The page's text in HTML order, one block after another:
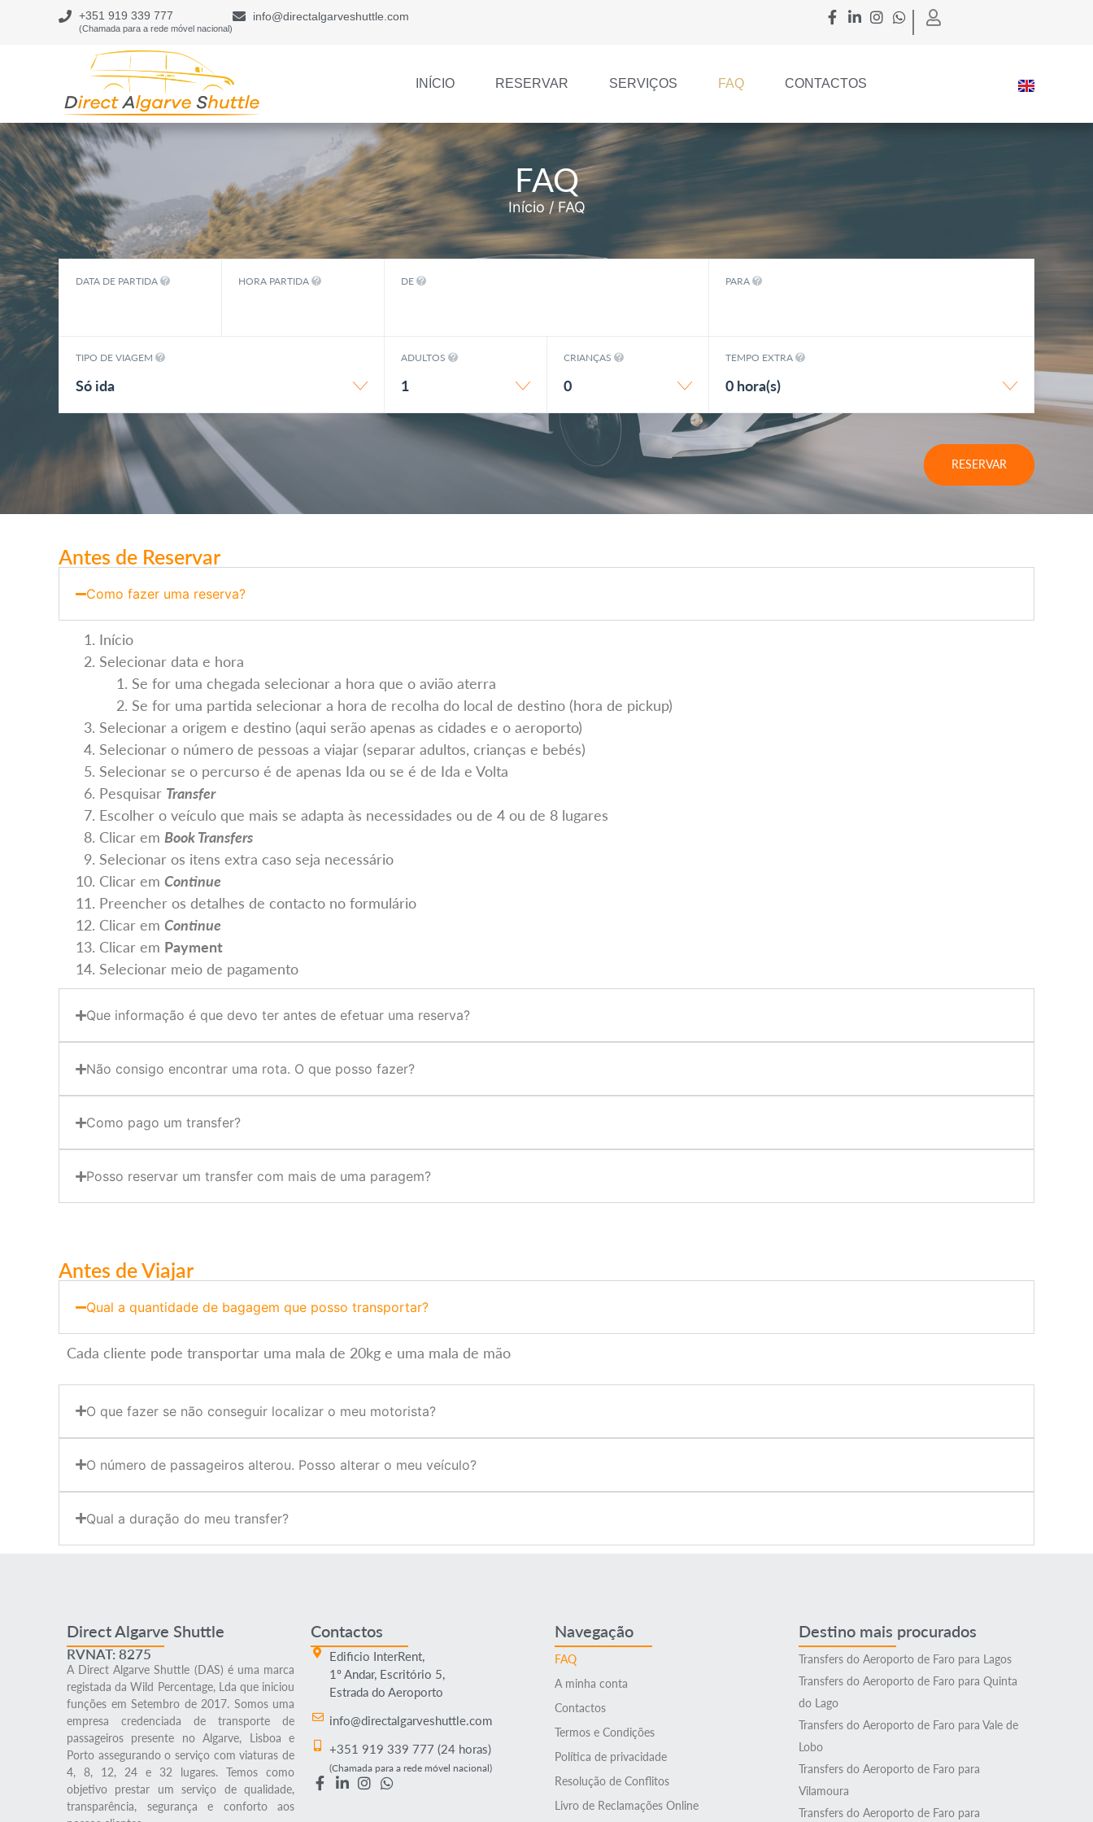
+351 919 339 777
(Chamada para a rede móvel nacional)
info@directalgarveshuttle.com
INÍCIO RESERVAR SERVIÇOS FAQ CONTACTOS
FAQ
Início / FAQ
DATA DE PARTIDA HORA PARTIDA DE PARA
TIPO DE VIAGEM
Só ida
ADULTOS
1
CRIANÇAS
0
TEMPO EXTRA
0 hora(s)
RESERVAR
Antes de Reservar
Como fazer uma reserva?
Início
Selecionar data e hora
Se for uma chegada selecionar a hora que o avião aterra
Se for uma partida selecionar a hora de recolha do local de destino (hora de pickup)
Selecionar a origem e destino (aqui serão apenas as cidades e o aeroporto)
Selecionar o número de pessoas a viajar (separar adultos, crianças e bebés)
Selecionar se o percurso é de apenas Ida ou se é de Ida e Volta
Pesquisar Transfer
Escolher o veículo que mais se adapta às necessidades ou de 4 ou de 8 lugares
Clicar em Book Transfers
Selecionar os itens extra caso seja necessário
Clicar em Continue
Preencher os detalhes de contacto no formulário
Clicar em Continue
Clicar em Payment
Selecionar meio de pagamento
Que informação é que devo ter antes de efetuar uma reserva?
Não consigo encontrar uma rota. O que posso fazer?
Como pago um transfer?
Posso reservar um transfer com mais de uma paragem?
Antes de Viajar
Qual a quantidade de bagagem que posso transportar?
Cada cliente pode transportar uma mala de 20kg e uma mala de mão
O que fazer se não conseguir localizar o meu motorista?
O número de passageiros alterou. Posso alterar o meu veículo?
Qual a duração do meu transfer?
Direct Algarve Shuttle
RVNAT: 8275
A Direct Algarve Shuttle (DAS) é uma marca
registada da Wild Percentage, Lda que iniciou
funções em Setembro de 2017. Somos uma
empresa credenciada de transporte de
passageiros presente no Algarve, Lisboa e
Porto assegurando o serviço com viaturas de
4, 8, 12, 24 e 32 lugares. Temos como
objetivo prestar um serviço de qualidade,
transparência, segurança e conforto aos
Contactos
Edificio InterRent,
1º Andar, Escritório 5,
Estrada do Aeroporto
info@directalgarveshuttle.com
+351 919 339 777 (24 horas)
(Chamada para a rede móvel nacional)
Navegação
FAQ
A minha conta
Contactos
Termos e Condições
Política de privacidade
Resolução de Conflitos
Livro de Reclamações Online
Destino mais procurados
Transfers do Aeroporto de Faro para Lagos
Transfers do Aeroporto de Faro para Quinta
do Lago
Transfers do Aeroporto de Faro para Vale de
Lobo
Transfers do Aeroporto de Faro para
Vilamoura
Transfers do Aeroporto de Faro para